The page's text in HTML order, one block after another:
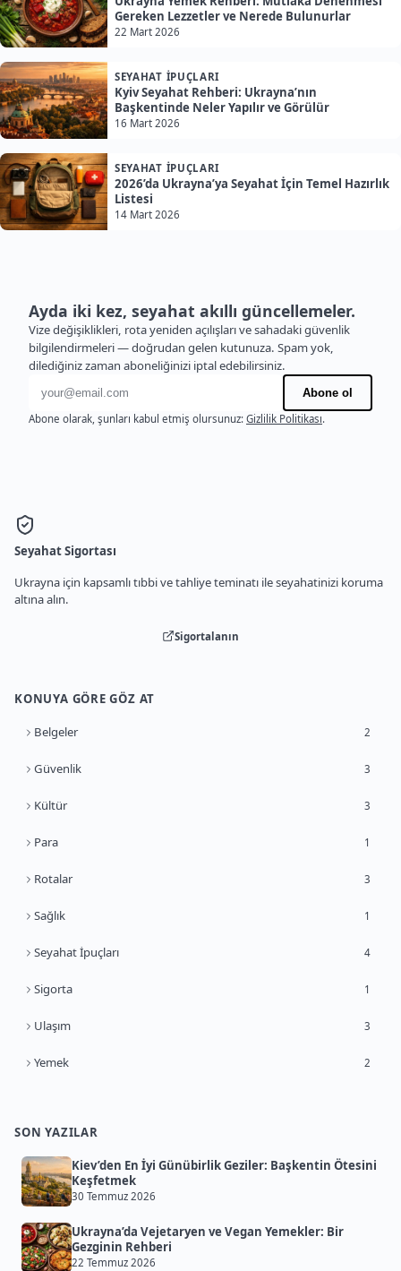
Gereken Lezzetler ve Nerede Bulunurlar
22 Mart 2026
SEYAHAT İPUÇLARI
Kyiv Seyahat Rehberi: Ukrayna’nın
Başkentinde Neler Yapılır ve Görülür
16 Mart 2026
SEYAHAT İPUÇLARI
2026’da Ukrayna’ya Seyahat İçin Temel Hazırlık
Listesi
14 Mart 2026
Ayda iki kez, seyahat akıllı güncellemeler.
Vize değişiklikleri, rota yeniden açılışları ve sahadaki güvenlik
bilgilendirmeleri — doğrudan gelen kutunuza. Spam yok,
dilediğiniz zaman aboneliğinizi iptal edebilirsiniz.
E-posta adresi
Abone ol
Abone olarak, şunları kabul etmiş olursunuz: Gizlilik Politikası.
Seyahat Sigortası
Ukrayna için kapsamlı tıbbi ve tahliye teminatı ile seyahatinizi koruma
altına alın.
Sigortalanın
KONUYA GÖRE GÖZ AT
Belgeler 2
Güvenlik 3
Kültür 3
Para 1
Rotalar 3
Sağlık 1
Seyahat İpuçları 4
Sigorta 1
Ulaşım 3
Yemek 2
SON YAZILAR
Kiev’den En İyi Günübirlik Geziler: Başkentin Ötesini
Keşfetmek
30 Temmuz 2026
Ukrayna’da Vejetaryen ve Vegan Yemekler: Bir
Gezginin Rehberi
22 Temmuz 2026